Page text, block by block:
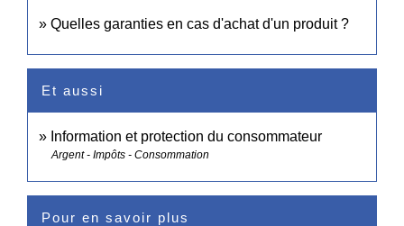
Quelles garanties en cas d'achat d'un produit ?
Et aussi
Information et protection du consommateur
Argent - Impôts - Consommation
Pour en savoir plus